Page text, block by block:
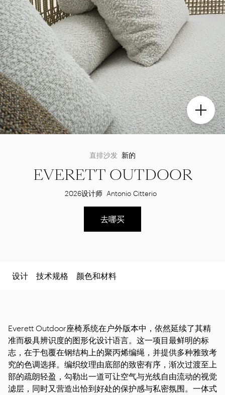
直排沙发 新的
EVERETT OUTDOOR
2026设计师 Antonio Citterio
去哪买
设计 技术规格 颜色和材料
Everett Outdoor座椅系统在户外版本中，依然延续了其精
准而极具辨识度的图形化设计语言。这一项目最鲜明的标
志，在于包覆在钢结构上的聚丙烯编绳，并提供多种雅致考
究的色调选择。编织纹理由底部的致密有序，渐次过渡至上
部的疏朗轻盈，勾勒出一道可让空气与光线自由流动的视觉
滤层，同时又营造出恰到好处的保护感与私密氛围。一体式